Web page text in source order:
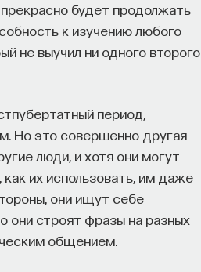
будет продолжать
к изучению любого
не выучил ни одного второго
период,
Но это совершенно другая
люди, и хотя они могут
их использовать, им даже
они ищут себе
они строят фразы на разных
общением.